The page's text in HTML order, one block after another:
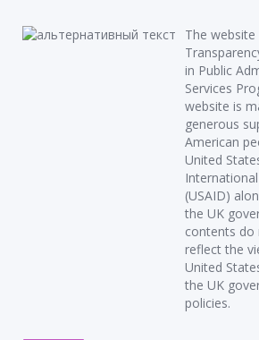
The
in Public
Services
website is
generous
American
United
(USAID)
the UK
contents do
reflect the
United
the UK
policies.